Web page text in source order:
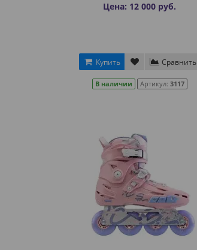
Цена: 12 000 руб.
Купить Сравнить
В наличии Артикул: 3117